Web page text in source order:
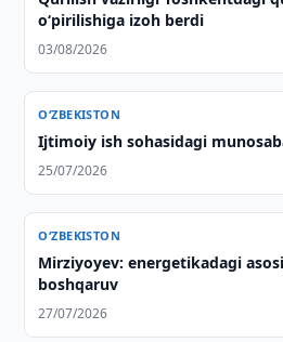
o‘pirilishiga izoh berdi
03/08/2026
O‘ZBEKISTON
Ijtimoiy ish sohasidagi
25/07/2026
O‘ZBEKISTON
Mirziyoyev: energetikadagi
boshqaruv
27/07/2026